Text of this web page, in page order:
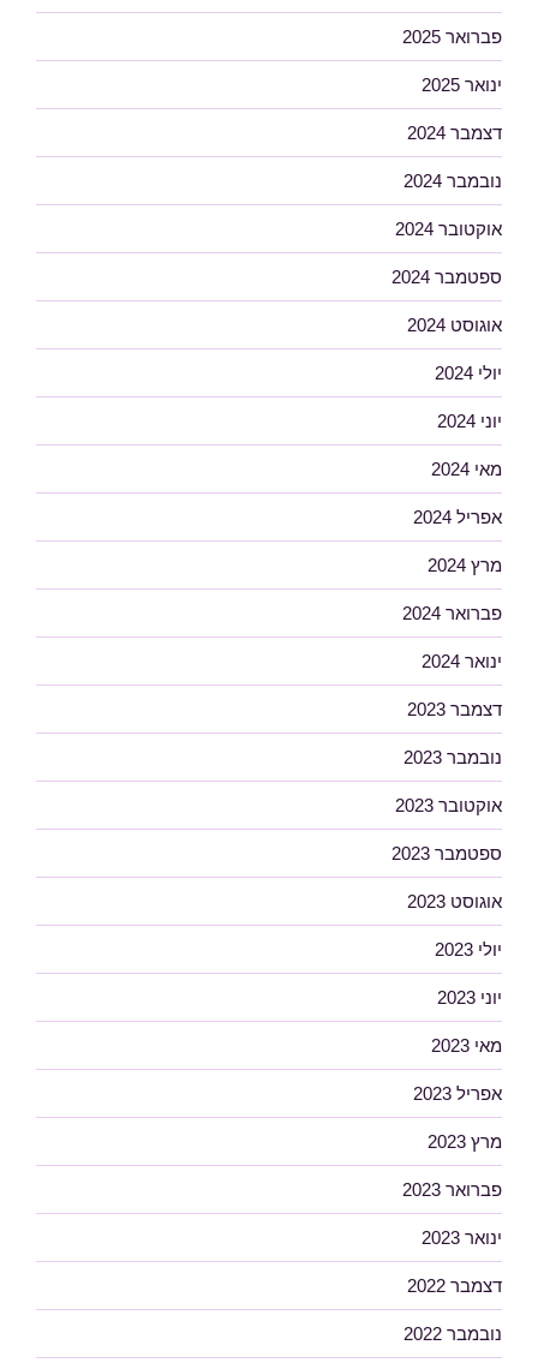
פברואר 2025
ינואר 2025
דצמבר 2024
נובמבר 2024
אוקטובר 2024
ספטמבר 2024
אוגוסט 2024
יולי 2024
יוני 2024
מאי 2024
אפריל 2024
מרץ 2024
פברואר 2024
ינואר 2024
דצמבר 2023
נובמבר 2023
אוקטובר 2023
ספטמבר 2023
אוגוסט 2023
יולי 2023
יוני 2023
מאי 2023
אפריל 2023
מרץ 2023
פברואר 2023
ינואר 2023
דצמבר 2022
נובמבר 2022